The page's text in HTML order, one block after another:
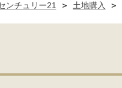
一戸建て 中古一
ンチュリー21 土地購入